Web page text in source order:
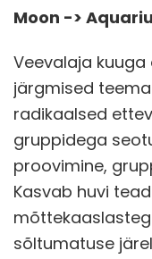
Moon ->
Veevalaja
järgmised
radikaalsed
gruppidega
proovimine,
Kasvab huvi
sõltumatuse